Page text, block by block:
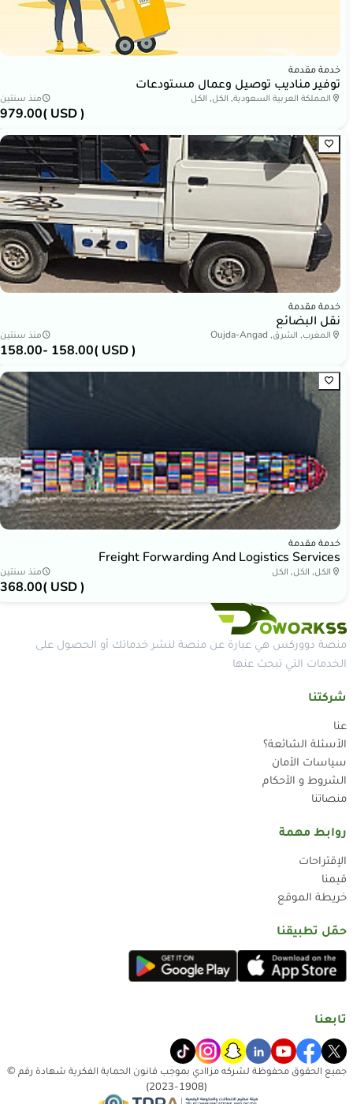
خدمة مقدمة
توفير مناديب توصيل وعمال مستودعات
المملكة العربية السعودية, الكل, الكل منذ سنتين
979.00 ( USD )
خدمة مقدمة
نقل البضائع
المغرب, الشرق, Oujda-Angad منذ سنتين
158.00 - 158.00 ( USD )
خدمة مقدمة
Freight Forwarding And Logistics Services
الكل, الكل, الكل منذ سنتين
368.00 ( USD )
منصة دووركس هي عبارة عن منصة لنشر خدماتك أو الحصول على
الخدمات التي تبحث عنها
شركتنا
عنا
الأسئلة الشائعة؟
سياسات الأمان
الشروط و الأحكام
منصاتنا
روابط مهمة
الإقتراحات
قيمنا
خريطة الموقع
حمّل تطبيقنا
تابعنا
جميع الحقوق محفوظة لشركه مزاادي بموجب قانون الحماية الفكرية شهادة رقم ©